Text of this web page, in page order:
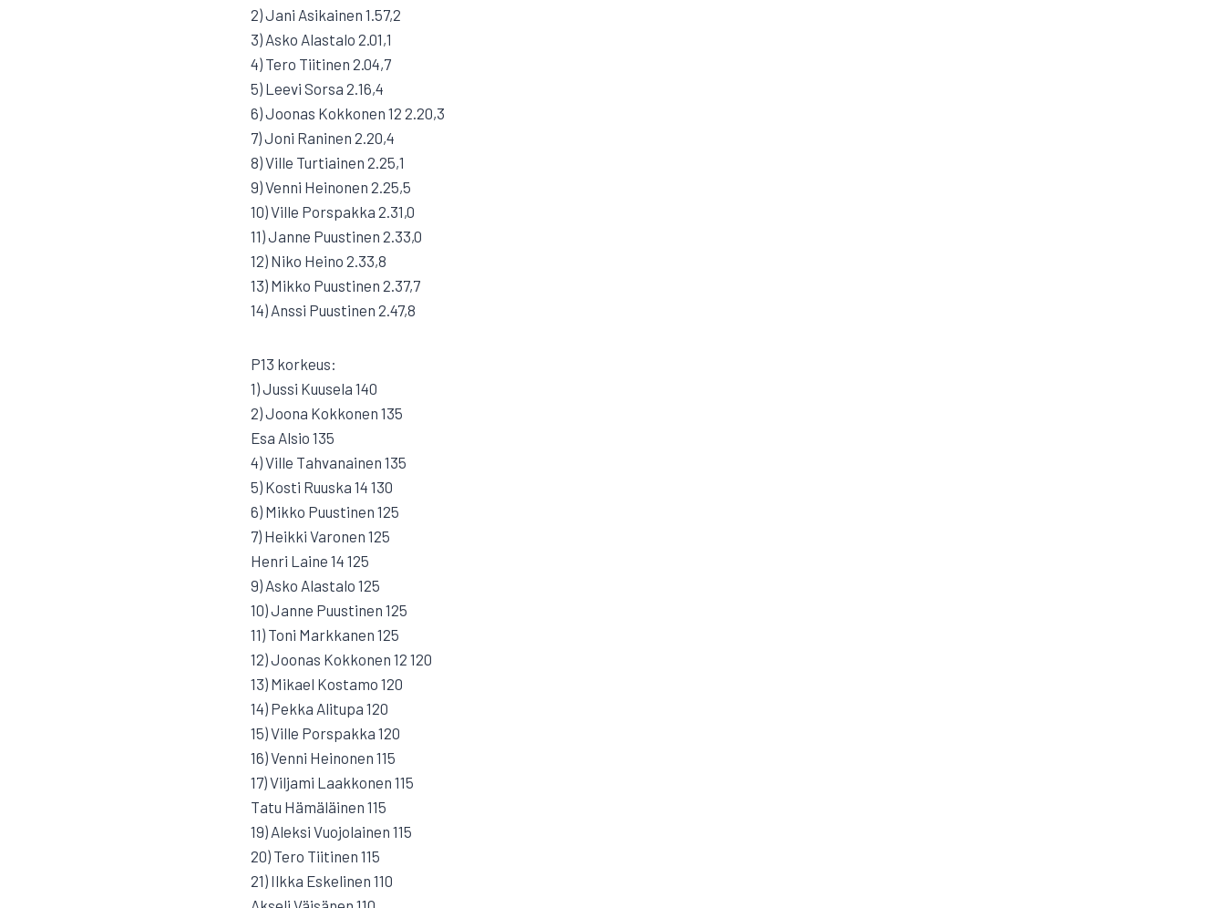
2) Jani Asikainen 1.57,2
3) Asko Alastalo 2.01,1
4) Tero Tiitinen 2.04,7
5) Leevi Sorsa 2.16,4
6) Joonas Kokkonen 12 2.20,3
7) Joni Raninen 2.20,4
8) Ville Turtiainen 2.25,1
9) Venni Heinonen 2.25,5
10) Ville Porspakka 2.31,0
11) Janne Puustinen 2.33,0
12) Niko Heino 2.33,8
13) Mikko Puustinen 2.37,7
14) Anssi Puustinen 2.47,8
P13 korkeus:
1) Jussi Kuusela 140
2) Joona Kokkonen 135
Esa Alsio 135
4) Ville Tahvanainen 135
5) Kosti Ruuska 14 130
6) Mikko Puustinen 125
7) Heikki Varonen 125
Henri Laine 14 125
9) Asko Alastalo 125
10) Janne Puustinen 125
11) Toni Markkanen 125
12) Joonas Kokkonen 12 120
13) Mikael Kostamo 120
14) Pekka Alitupa 120
15) Ville Porspakka 120
16) Venni Heinonen 115
17) Viljami Laakkonen 115
Tatu Hämäläinen 115
19) Aleksi Vuojolainen 115
20) Tero Tiitinen 115
21) Ilkka Eskelinen 110